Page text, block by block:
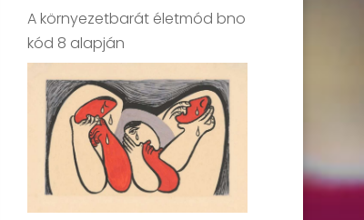
A környezetbarát életmód bno
kód 8 alapján